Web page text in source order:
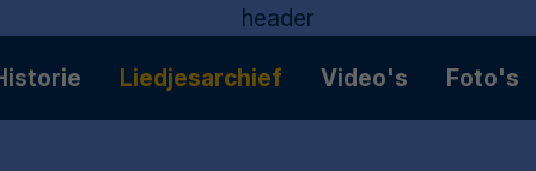
Liedjesarchief Video's Foto's